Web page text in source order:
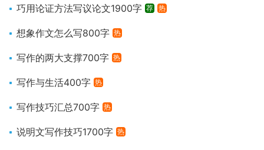
巧用论证方法写议论文1900字 荐 热
想象作文怎么写800字 热
写作的两大支撑700字 热
写作与生活400字 热
写作技巧汇总700字 热
说明文写作技巧1700字 热